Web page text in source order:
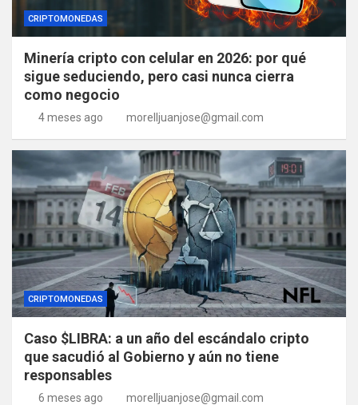
CRIPTOMONEDAS
Minería cripto con celular en 2026: por qué
sigue seduciendo, pero casi nunca cierra
como negocio
4 meses ago morelljuanjose@gmail.com
CRIPTOMONEDAS
Caso $LIBRA: a un año del escándalo cripto
que sacudió al Gobierno y aún no tiene
responsables
6 meses ago morelljuanjose@gmail.com